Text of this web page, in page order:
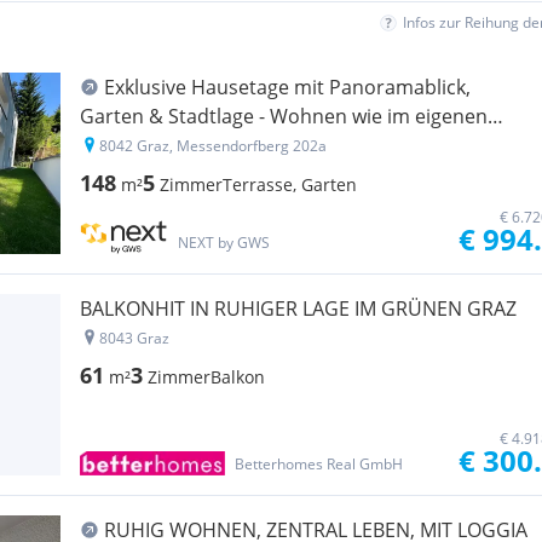
Infos zur Reihung
Exklu­sive Hause­tage mit Panora­ma­blick,
Garten & Stadt­lage - Wohnen wie im eigenen
Haus"
8042 Graz, Messendorfberg 202a
148 m²5 ZimmerTerrasse, Garten
NEXT by GWS
€
€
BALKONHIT IN RUHIGER LAGE IM GRÜNEN GRAZ
8043 Graz
61 m²3 ZimmerBalkon
Betterhomes Real GmbH
€
€
RUHIG WOHNEN, ZENTRAL LEBEN, MIT LOGGIA